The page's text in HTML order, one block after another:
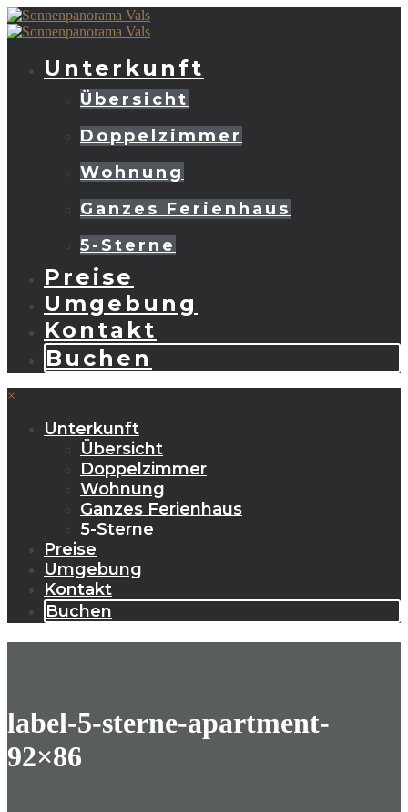
Unterkunft
Übersicht
Doppelzimmer
Wohnung
Ganzes Ferienhaus
5-Sterne
Preise
Umgebung
Kontakt
Buchen
×
Unterkunft
Übersicht
Doppelzimmer
Wohnung
Ganzes Ferienhaus
5-Sterne
Preise
Umgebung
Kontakt
Buchen
label-5-sterne-apartment-
92×86